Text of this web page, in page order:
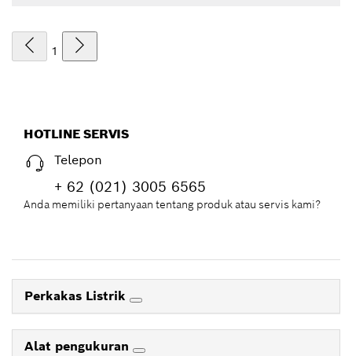
1
HOTLINE SERVIS
Telepon
+ 62 (021) 3005 6565
Anda memiliki pertanyaan tentang produk atau servis kami?
Perkakas Listrik
Alat pengukuran